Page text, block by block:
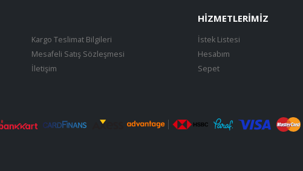
Kargo Teslimat Bilgileri
Mesafeli Satış Sözleşmesi
İletişim
HIZMETLERIMIZ
İstek Listesi
Hesabım
Sepet